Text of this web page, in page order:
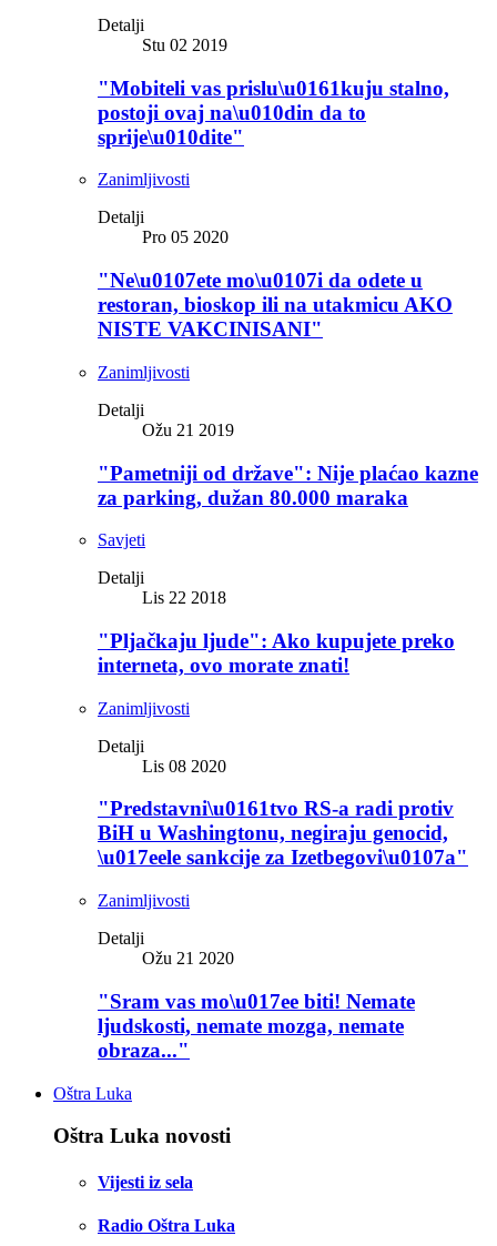
Detalji
Stu 02 2019
"Mobiteli vas prislu\u0161kuju stalno,
postoji ovaj na\u010din da to
sprije\u010dite"
Zanimljivosti
Detalji
Pro 05 2020
"Ne\u0107ete mo\u0107i da odete u
restoran, bioskop ili na utakmicu AKO
NISTE VAKCINISANI"
Zanimljivosti
Detalji
Ožu 21 2019
"Pametniji od države": Nije plaćao kazne
za parking, dužan 80.000 maraka
Savjeti
Detalji
Lis 22 2018
"Pljačkaju ljude": Ako kupujete preko
interneta, ovo morate znati!
Zanimljivosti
Detalji
Lis 08 2020
"Predstavni\u0161tvo RS-a radi protiv
BiH u Washingtonu, negiraju genocid,
\u017eele sankcije za Izetbegovi\u0107a"
Zanimljivosti
Detalji
Ožu 21 2020
"Sram vas mo\u017ee biti! Nemate
ljudskosti, nemate mozga, nemate
obraza..."
Oštra Luka
Oštra Luka novosti
Vijesti iz sela
Radio Oštra Luka